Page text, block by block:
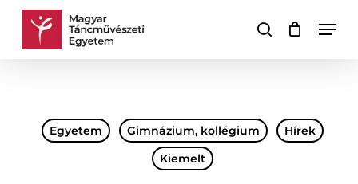
Skip
keresés
Kosár Kosár
Egyetem Gimnázium, kollégium
Hírek
Kiemelt